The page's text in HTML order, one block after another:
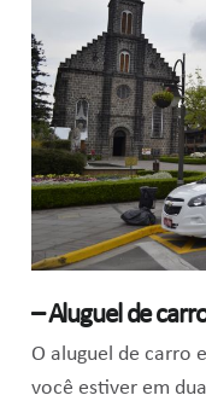
– Aluguel de
O aluguel de carro
você estiver em